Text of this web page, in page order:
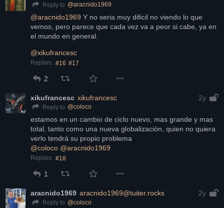
Reply to @aracnido1969
@aracnido1969 Y no seria muy dificil no viendo lo que
vemos, pero parece que cada vez va a peor si cabe, ya en
el mundo en general.
@xikufrancesc
Replies: #16 #17
2
xikufrancesc xikufrancesc 2y
Reply to @coloco
estamos en un cambio de ciclo nuevo, mas grande y mas
total, tanto como una nueva globalización, quien no quiera
verlo tendrá su propio problema
@coloco @aracnido1969
Replies: #18
1
aracnido1969 aracnido1969@tuiter.rocks 2y
Reply to @coloco